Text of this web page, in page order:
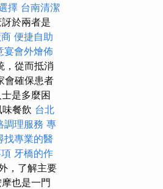
擇 台南清潔
於兩者是
便捷自助
宴會外燴佈
，從而抵消
會確保患者
是多麼困
餐飲 台北
調理服務 專
找專業的醫
牙橋的作
，了解主要
也是一門